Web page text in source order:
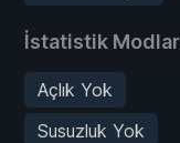
İstatistik
Açlık Yok
Susuzluk Yok